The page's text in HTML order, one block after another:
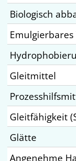
Biologisch
Emulgierbares
Gleitmittel
Gleitfähigkeit
Glätte
Angenehme